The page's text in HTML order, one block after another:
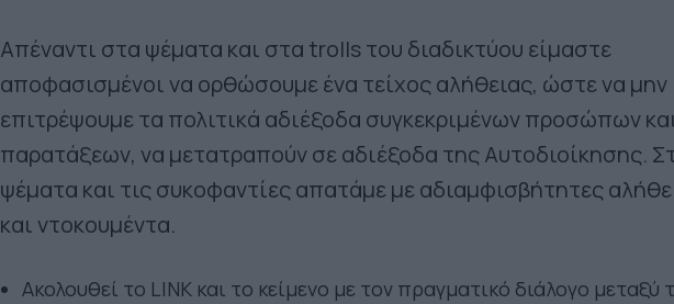
Απέναντι στα ψέματα και στα trolls του διαδικτύου είμαστε
αποφασισμένοι να ορθώσουμε ένα τείχος αλήθειας, ώστε να μην
επιτρέψουμε τα πολιτικά αδιέξοδα συγκεκριμένων προσώπων
παρατάξεων, να μετατραπούν σε αδιέξοδα της Αυτοδιοίκησης.
ψέματα και τις συκοφαντίες απατάμε με αδιαμφισβήτητες
και ντοκουμέντα.
Ακολουθεί το LINK και το κείμενο με τον πραγματικό διάλογο μεταξύ